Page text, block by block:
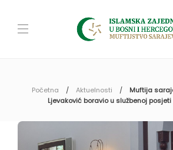
Početna Aktuelnosti
Muftija
Ljevaković boravio u službenoj posjeti